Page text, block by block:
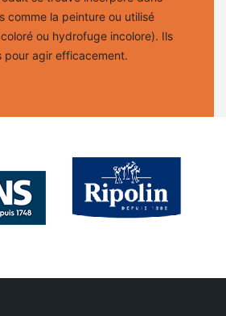
comme la peinture ou utilisé
ou hydrofuge incolore). Ils
pour agir efficacement.